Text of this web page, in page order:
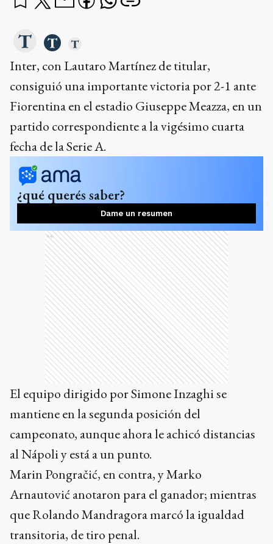
Inter, con Lautaro Martínez de titular,
consiguió una importante victoria por 2-1 ante
Fiorentina en el estadio Giuseppe Meazza, en un
partido correspondiente a la vigésimo cuarta
fecha de la Serie A.
¿qué querés saber?
Dame un resumen
Ads
El equipo dirigido por Simone Inzaghi se
mantiene en la segunda posición del
campeonato, aunque ahora le achicó distancias
al Nápoli y está a un punto.
Marin Pongračić, en contra, y Marko
Arnautović anotaron para el ganador; mientras
que Rolando Mandragora marcó la igualdad
transitoria, de tiro penal.